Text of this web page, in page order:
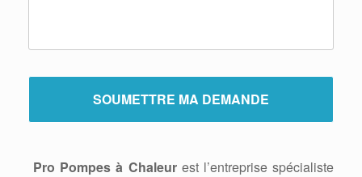
Pro Pompes à Chaleurest l’entreprise spécialiste